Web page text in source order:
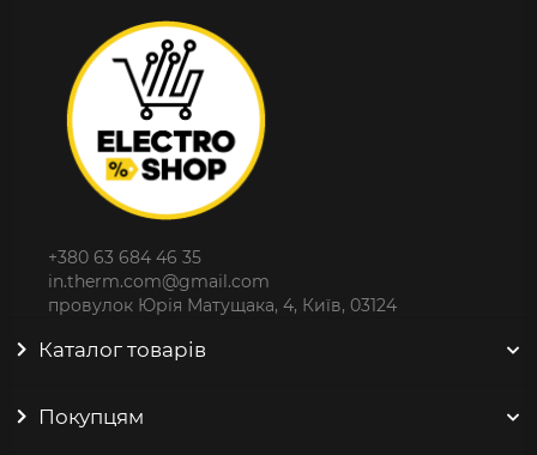
+380 63 684 46 35
in.therm.com@gmail.com
провулок Юрія Матущака, 4, Київ, 03124
Каталог товарів
Покупцям